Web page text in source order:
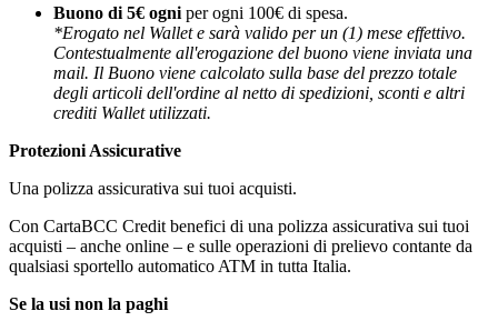
Buono di 5€ ogniper ogni 100€ di spesa.
*Erogato nel Wallet e sarà valido per un (1) mese effettivo.
Contestualmente all'erogazione del buono viene inviata una
mail. Il Buono viene calcolato sulla base del prezzo totale
degli articoli dell'ordine al netto di spedizioni, sconti e altri
crediti Wallet utilizzati.
Protezioni Assicurative
Una polizza assicurativa sui tuoi acquisti.
Con CartaBCC Credit benefici di una polizza assicurativa sui tuoi
acquisti – anche online – e sulle operazioni di prelievo contante da
qualsiasi sportello automatico ATM in tutta Italia.
Se la usi non la paghi